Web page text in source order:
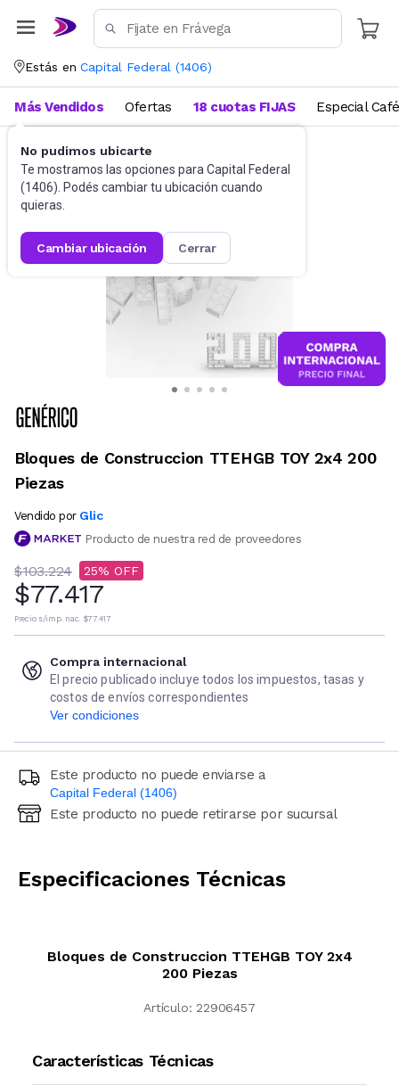
Estás en Capital Federal (1406)
No pudimos ubicarte
Te mostramos las opciones para Capital Federal
(1406). Podés cambiar tu ubicación cuando
quieras.
cambiar ubicación cerrar
Más Vendidos Ofertas 18 cuotas FIJAS Especial Café
Juguetes y Juegos
Bloques de Construccion TTEHGB TOY 2x4 200
Piezas
Vendido por Glic
Producto de nuestra red de proveedores
$103.224 25
$77.417
Precio s/imp. nac. $77.417
Compra internacional
El precio publicado incluye todos los impuestos, tasas y
costos de envíos correspondientes
Ver condiciones
Este producto no puede enviarse a
Capital Federal (1406)
Ingresá código postal (sólo números)
Este producto no puede retirarse por sucursal
Especificaciones Técnicas
Bloques de Construccion TTEHGB TOY 2x4
200 Piezas
Artículo: 22906457
Características Técnicas